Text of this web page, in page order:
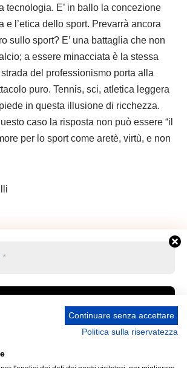
tecnologia. E’ in ballo la concezione
e l’etica dello sport. Prevarrà ancora
sullo sport? E’ una battaglia che non
a essere minacciata è la stessa
del professionismo porta alla
puro. Tennis, sci, atletica leggera
in questa illusione di ricchezza.
caso la risposta non può essere “il
per lo sport come aretè, virtù, e non
generali e di ricevere le
SPORTIVA ITALIANA GRUPPO
Continuare senza accettare
Politica sulla riservatezza